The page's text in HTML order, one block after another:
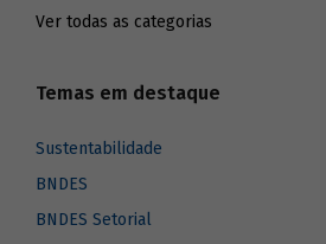
Ver todas as categorias
Temas em destaque
Sustentabilidade
BNDES
BNDES Setorial